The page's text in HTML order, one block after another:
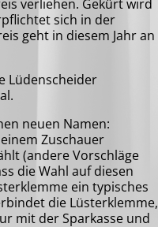
verliehen. Gekürt wird
sich in der
geht in diesem Jahr an
Lüdenscheider
neuen Namen:
Zuschauer
(andere Vorschläge
die Wahl auf diesen
ein typisches
die Lüsterklemme,
mit der Sparkasse und